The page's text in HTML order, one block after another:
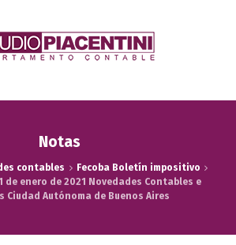
Notas
contables
Fecoba Boletín impositivo
de enero de 2021 Novedades Contables e
Ciudad Autónoma de Buenos Aires